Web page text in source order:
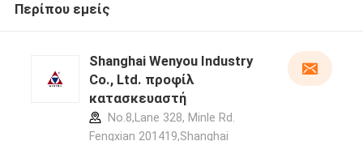
Περίπου εμείς
Shanghai Wenyou Industry
Co., Ltd. προφίλ
κατασκευαστή
No.8,Lane 328, Minle Rd.
Fengxian 201419,Shanghai